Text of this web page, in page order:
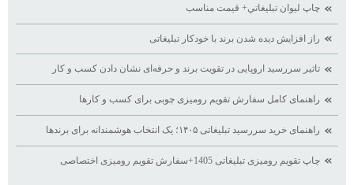
چاپ ليوان تبليغاتي+ قيمت مناسب
راز افزایش دیده ‌شدن برند با خودکار تبلیغاتی
تاثیر سررسید اروپایی در تقویت برند و حرفه‌ای نشان دادن کسب ‌و کار
راهنمای کامل سفارش تقویم رومیزی چوبی برای کسب ‌و کارها
راهنمای خرید سررسید تبلیغاتی ۱۴۰۵؛ یک انتخاب هوشمندانه برای برندها
چاپ تقویم رومیزی تبلیغاتی 1405+سفارش تقویم رومیزی اختصاصی